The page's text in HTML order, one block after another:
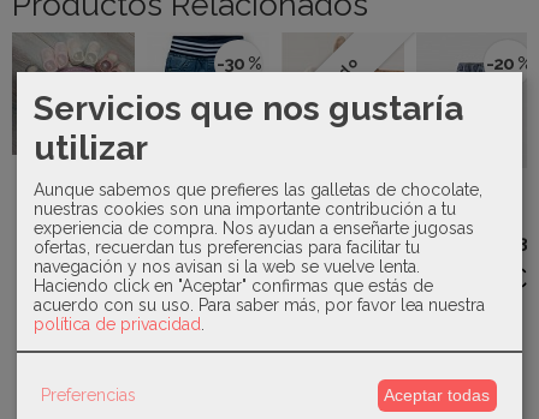
Patuco con
pompón de
pelo...
14,00 €
-30 %
Canada
House -
Pantalón
Baseball
Boy...
14,70 €
21,00 €
Agotado
conejito
madrea...
12,00 €
-20 %
Mayoral -
Pantalón
tejano
básico 593
16,00 €
20,00 €
Servicios que nos gustaría
utilizar
Aunque sabemos que prefieres las galletas de chocolate,
nuestras cookies son una importante contribución a tu
experiencia de compra. Nos ayudan a enseñarte jugosas
ofertas, recuerdan tus preferencias para facilitar tu
navegación y nos avisan si la web se vuelve lenta.
Haciendo click en "Aceptar" confirmas que estás de
acuerdo con su uso. Para saber más, por favor lea nuestra
política de privacidad
Preferencias Aceptar todas